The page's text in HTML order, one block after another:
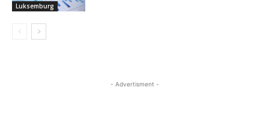
Luksemburg
- Advertisment -